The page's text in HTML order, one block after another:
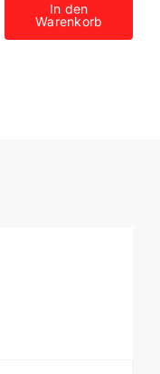
In den
Warenkorb